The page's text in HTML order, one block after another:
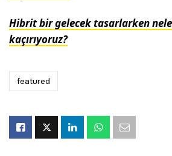
Hibrit bir gelecek tasarlarken
kaçırıyoruz?
featured